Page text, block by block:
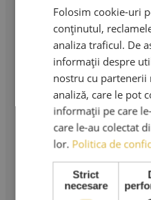
Profesionalism în
instrumente
AMA
Sediu
Strada
CUI:
Reg. Com:
Folosim cookie-uri
conținutul,
analiza traficul. De
informații despre
nostru cu
analiză, care le pot
informații pe care
care le-au colectat
lor. Politica de
Strict
necesare